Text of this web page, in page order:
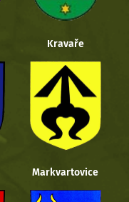
Kravaře
Markvartovice